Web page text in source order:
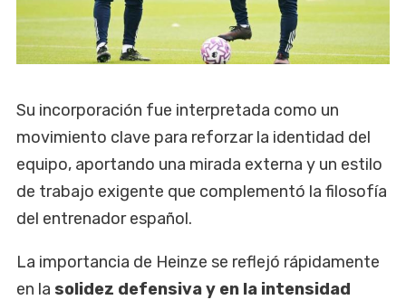
Su incorporación fue interpretada como un
movimiento clave para reforzar la identidad del
equipo, aportando una mirada externa y un estilo
de trabajo exigente que complementó la filosofía
del entrenador español.
La importancia de Heinze se reflejó rápidamente
en la solidez defensivay en la intensidad